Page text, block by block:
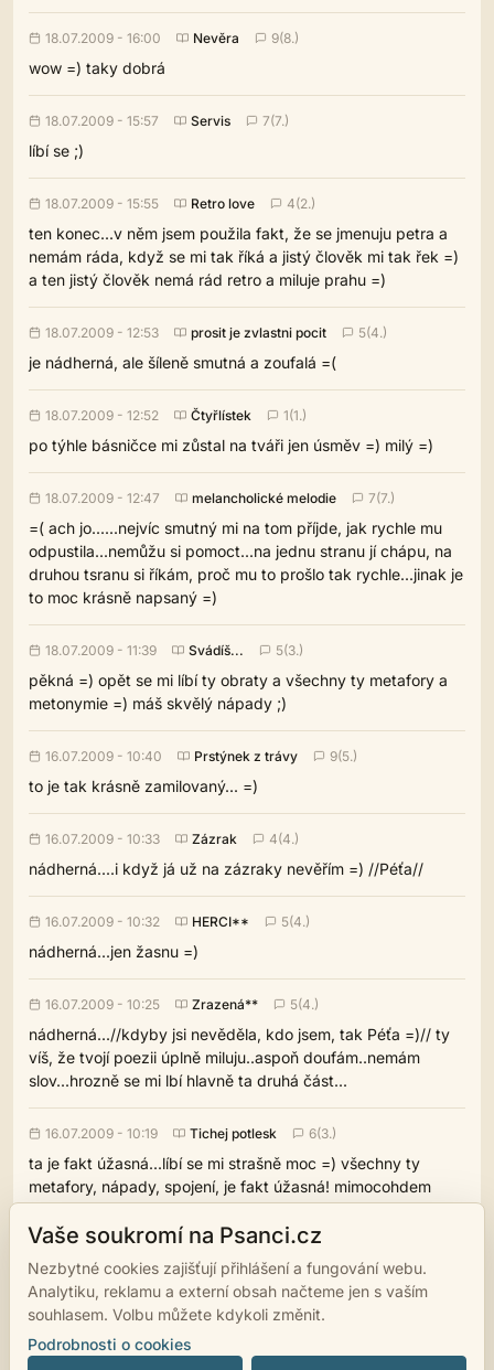
18.07.2009 - 16:00 Nevěra 9(8.)
wow =) taky dobrá
18.07.2009 - 15:57 Servis 7(7.)
líbí se ;)
18.07.2009 - 15:55 Retro love 4(2.)
ten konec...v něm jsem použila fakt, že se jmenuju petra a
nemám ráda, když se mi tak říká a jistý člověk mi tak řek =)
a ten jistý člověk nemá rád retro a miluje prahu =)
18.07.2009 - 12:53 prosit je zvlastni pocit 5(4.)
je nádherná, ale šíleně smutná a zoufalá =(
18.07.2009 - 12:52 Čtyřlístek 1(1.)
po týhle básničce mi zůstal na tváři jen úsměv =) milý =)
18.07.2009 - 12:47 melancholické melodie 7(7.)
=( ach jo......nejvíc smutný mi na tom příjde, jak rychle mu
odpustila...nemůžu si pomoct...na jednu stranu jí chápu, na
druhou tsranu si říkám, proč mu to prošlo tak rychle...jinak je
to moc krásně napsaný =)
18.07.2009 - 11:39 Svádíš... 5(3.)
pěkná =) opět se mi líbí ty obraty a všechny ty metafory a
metonymie =) máš skvělý nápady ;)
16.07.2009 - 10:40 Prstýnek z trávy 9(5.)
to je tak krásně zamilovaný... =)
16.07.2009 - 10:33 Zázrak 4(4.)
nádherná....i když já už na zázraky nevěřím =) //Péťa//
16.07.2009 - 10:32 HERCI** 5(4.)
nádherná...jen žasnu =)
16.07.2009 - 10:25 Zrazená** 5(4.)
nádherná...//kdyby jsi nevěděla, kdo jsem, tak Péťa =)// ty
víš, že tvojí poezii úplně miluju..aspoň doufám..nemám
slov...hrozně se mi lbí hlavně ta druhá část...
16.07.2009 - 10:19 Tichej potlesk 6(3.)
ta je fakt úžasná...líbí se mi strašně moc =) všechny ty
metafory, nápady, spojení, je fakt úžasná! mimocohdem
děkuju za komentář, nevěděla jsem, žemůžu přidat jen
jedno dílko za den, chtěla jsem vás zahltit, ale musím to
‹ 1 … 12 13 14 15
Vaše soukromí na Psanci.cz
Nezbytné cookies zajišťují přihlášení a fungování webu.
Analytiku, reklamu a externí obsah načteme jen s vaším
souhlasem. Volbu můžete kdykoli změnit.
Podrobnosti o cookies